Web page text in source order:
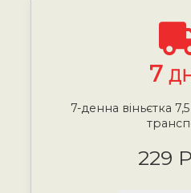
7
7-денна віньєтка
229